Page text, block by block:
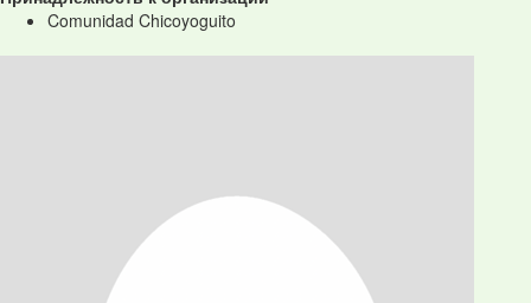
Comunidad Chicoyoguito